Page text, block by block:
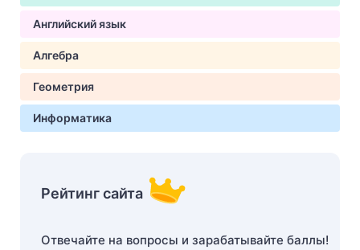
Английский язык
Алгебра
Геометрия
Информатика
Рейтинг сайта
Отвечайте на вопросы и зарабатывайте баллы!